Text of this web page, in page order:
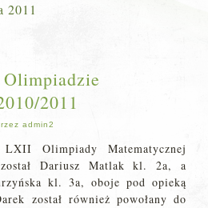
2011
2011
admin2
Olimpiady Matematycznej
Dariusz Matlak kl. 2a, a
kl. 3a, oboje pod opieką
został również powołany do